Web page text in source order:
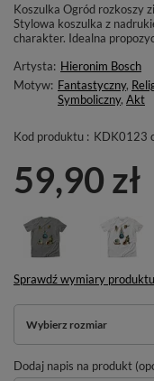
Koszulka Ogród rozkoszy
Stylowa koszulka z
charakter. Idealna
Artysta: Hieronim Bosch
Motyw: Fantastyczny,
Symboliczny, Akt
Kod produktu : KDK0123
59,90 zł
Sprawdź wymiary produktu
Wybierz rozmiar
Dodaj napis na produkt